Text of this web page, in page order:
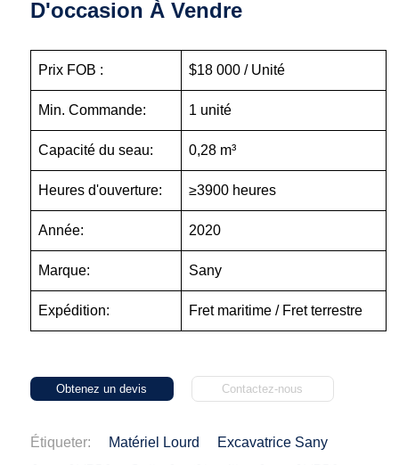
D'occasion À Vendre
Prix FOB : $18 000 / Unité
Min. Commande: 1 unité
Capacité du seau: 0,28 m³
Heures d'ouverture: ≥3900 heures
Année: 2020
Marque: Sany
Expédition: Fret maritime / Fret terrestre
Obtenez un devis Contactez-nous
Étiqueter: Matériel Lourd
Excavatrice Sany